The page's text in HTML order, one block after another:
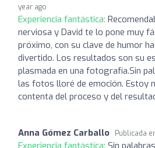
year ago
Experiencia fantástica:
nerviosa y David te lo pone muy
próximo, con su clave de humor
divertido. Los resultados son su
plasmada en una fotografía.Sin
las fotos lloré de emoción. Estoy
contenta del proceso y del
Anna Gómez Carballo Publicada
Experiencia fantástica: Sin